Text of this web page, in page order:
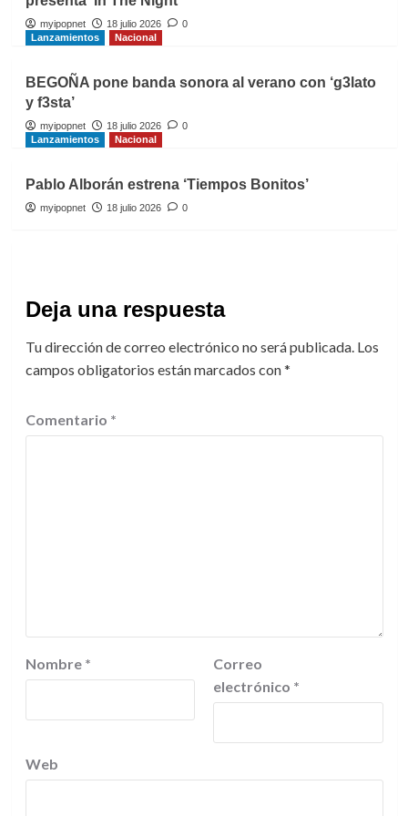
myipopnet 18 julio 2026
0
Lanzamientos
Nacional
BEGOÑA pone banda sonora al verano con ‘g3lato
y f3sta’
myipopnet 18 julio 2026
0
Lanzamientos
Nacional
Pablo Alborán estrena ‘Tiempos Bonitos’
myipopnet 18 julio 2026 0
Deja una respuesta
Tu dirección de correo electrónico no será publicada. Los
campos obligatorios están marcados con*
Comentario *
Nombre *
Correo
electrónico *
Web